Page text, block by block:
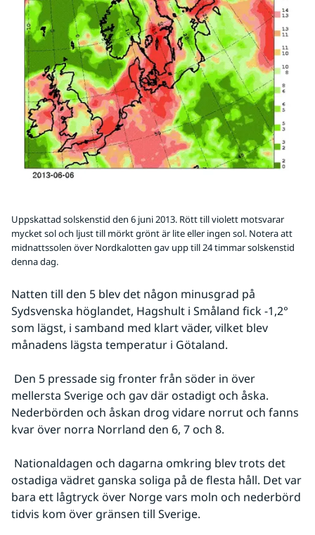
Uppskattad solskenstid den 6 juni 2013. Rött till violett motsvarar
mycket sol och ljust till mörkt grönt är lite eller ingen sol. Notera att
midnattssolen över Nordkalotten gav upp till 24 timmar solskenstid
denna dag.
Natten till den 5 blev det någon minusgrad på
Sydsvenska höglandet, Hagshult i Småland fick -1,2°
som lägst, i samband med klart väder, vilket blev
månadens lägsta temperatur i Götaland.
mellersta Sverige och gav där ostadigt och åska.
Nederbörden och åskan drog vidare norrut och fanns
kvar över norra Norrland den 6, 7 och 8.
ostadiga vädret ganska soliga på de flesta håll. Det var
bara ett lågtryck över Norge vars moln och nederbörd
tidvis kom över gränsen till Sverige.